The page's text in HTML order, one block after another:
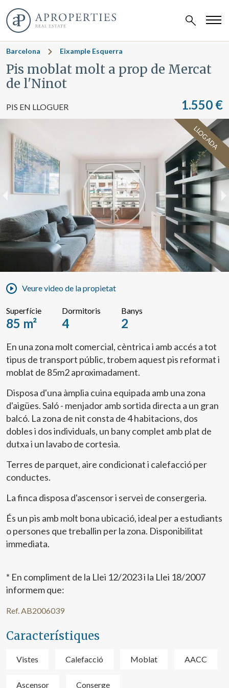
Barcelona Eixample Esquerra
Pis moblat molt a prop de Mercat
de l'Ninot
PIS EN LLOGUER 1.550 €
LLOGADA
Veure video de la propietat
Superfície
85 m²
Dormitoris
4
Banys
2
En una zona molt comercial, cèntrica i amb accés a tot
tipus de transport públic, trobem aquest pis reformat i
moblat de 85m2 aproximadament.
Disposa d'una àmplia cuina equipada amb una zona
d'aigües. Saló - menjador amb sortida directa a un gran
balcó. La zona de nit consta de 4 habitacions, dos
dobles i dos individuals, un bany complet amb plat de
dutxa i un lavabo de cortesia.
Terres de parquet, aire condicionat i calefacció per
conductes.
La finca disposa d'ascensor i servei de consergeria.
És un pis amb molt bona ubicació, ideal per a estudiants
o persones que treballin per la zona. Disponibilitat
immediata.
* En compliment de la Llei 12/2023 i la Llei 18/2007
informem que:
Ref. AB2006039
Característiques
Vistes Calefacció Moblat AACC
Ascensor Conserge